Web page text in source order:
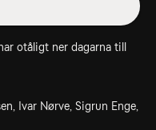
otåligt ner dagarna till
Ivar Nørve, Sigrun Enge,